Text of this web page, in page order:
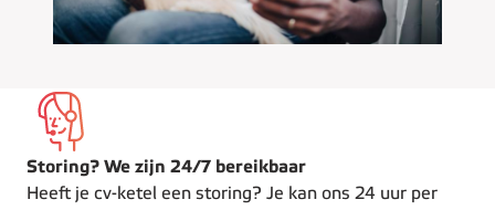
Storing? We zijn 24/7 bereikbaar
Heeft je cv-ketel een storing? Je kan ons 24 uur per